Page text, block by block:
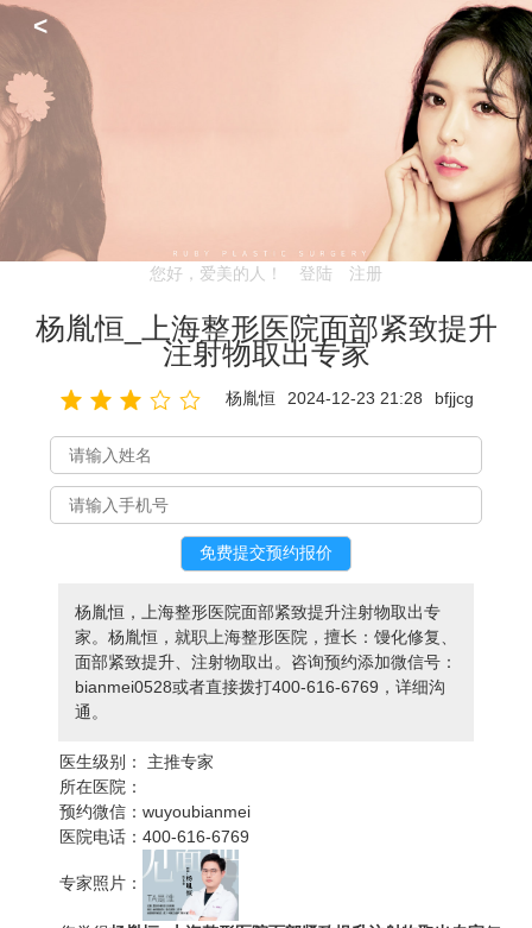
<
您好，爱美的人！ 登陆 注册
杨胤恒_上海整形医院面部紧致提升
注射物取出专家
杨胤恒 2024-12-23 21:28 bfjjcg
杨胤恒，上海整形医院面部紧致提升注射物取出专
家。杨胤恒，就职上海整形医院，擅长：馒化修复、
面部紧致提升、注射物取出。咨询预约添加微信号：
bianmei0528或者直接拨打400-616-6769，详细沟
通。
医生级别：
主推专家
所在医院：
预约微信：wuyoubianmei
医院电话：400-616-6769
专家照片：